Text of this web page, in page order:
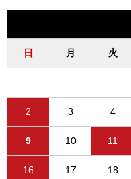
日 月 火
2 3 4
9 10 11
16 17 18